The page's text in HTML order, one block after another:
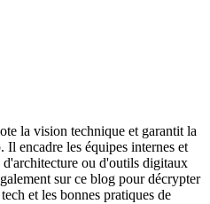
la vision technique et garantit la
Il encadre les équipes internes et
ou d'outils digitaux
sur ce blog pour décrypter
et les bonnes pratiques de